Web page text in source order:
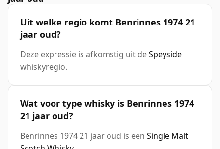
Uit welke regio komt Benrinnes 1974 21
jaar oud?
Deze expressie is afkomstig uit deSpeyside
whiskyregio.
Wat voor type whisky is Benrinnes 1974
21 jaar oud?
Benrinnes 1974 21 jaar oud is een Single Malt